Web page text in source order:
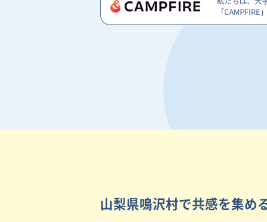
山梨県鳴沢村で共感を集め